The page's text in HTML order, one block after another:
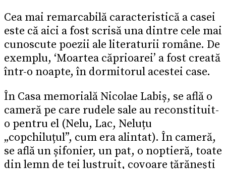
Cea mai remarcabilă caracteristică a casei
este că aici a fost scrisă una dintre cele mai
cunoscute poezii ale literaturii române. De
exemplu, ‘Moartea căprioarei’ a fost creată
într-o noapte, în dormitorul acestei case.
În Casa memorială Nicolae Labiș, se află o
cameră pe care rudele sale au reconstituit-
o pentru el (Nelu, Lac, Neluțu
„copchiluțul”, cum era alintat). În cameră,
se află un șifonier, un pat, o noptieră, toate
din lemn de tei lustruit, covoare țărănești